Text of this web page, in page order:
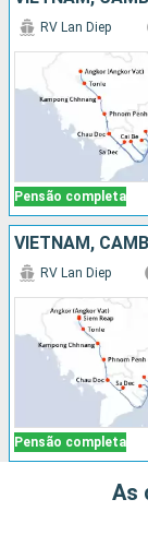
Pensão completa
RV Lan Diep
VIETNAM,
Pensão completa
RV Lan Diep
As